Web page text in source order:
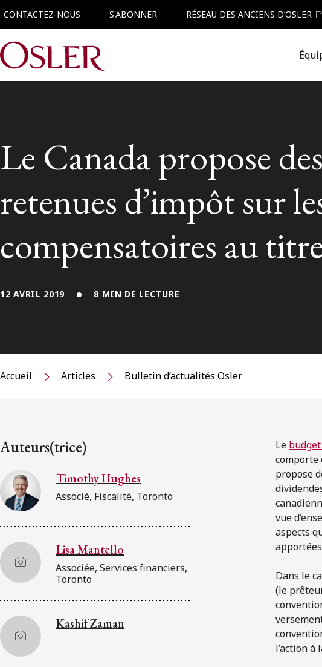
CONTACTEZ-NOUS S'ABONNER RÉSEAU DES ANCIENS D’OSLER
Main Navigation
Le Canada propose
retenues d’impôt sur
compensatoires au
12 AVRIL 2019 8 MIN DE LECTURE
Accueil Articles Bulletin d’actualités Osler
Auteurs(trice)
Timothy Hughes
Associé, Fiscalité, Toronto
Lisa Mantello
Associée, Services financiers,
Toronto
Kashif Zaman
Le
comporte
propose
vue
aspects
Dans le
(le
l’action à